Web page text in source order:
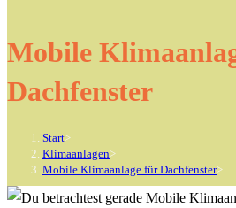
Mobile
Dachfenster
Start>
Klimaanlagen>
Mobile Klimaanlage für Dachfenster>